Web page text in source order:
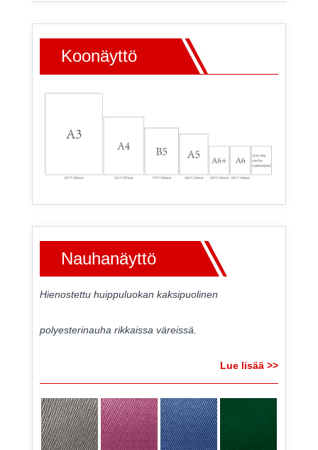
Koonäyttö
Nauhanäyttö
Hienostettu huippuluokan kaksipuolinen
polyesterinauha rikkaissa väreissä.
Lue lisää >>